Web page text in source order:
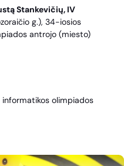
Stankevičių, IV
g.), 34-iosios
antrojo (miesto)
olimpiados